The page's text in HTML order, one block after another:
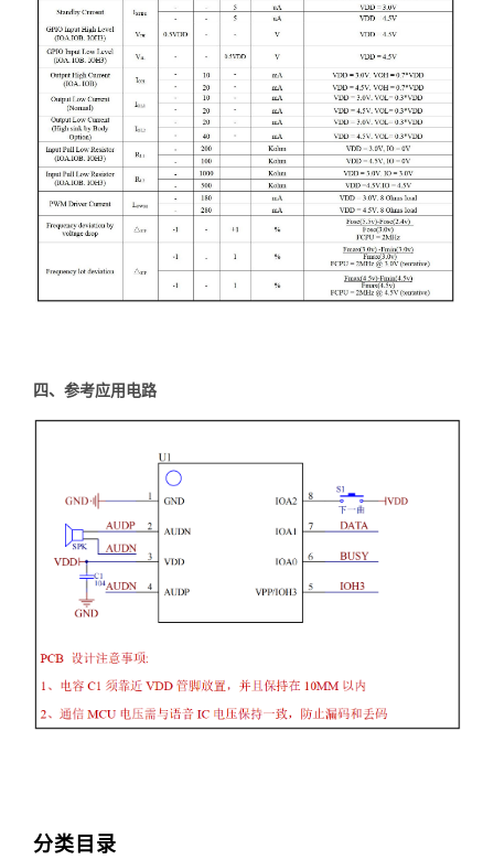
四、参考应用电路
分类目录